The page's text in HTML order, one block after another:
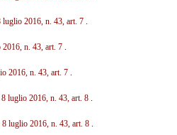
luglio 2016, n. 43, art. 7.
n. 43, art. 7.
2016, n. 43, art. 7.
luglio 2016, n. 43, art. 8.
8 luglio 2016, n. 43, art. 8.